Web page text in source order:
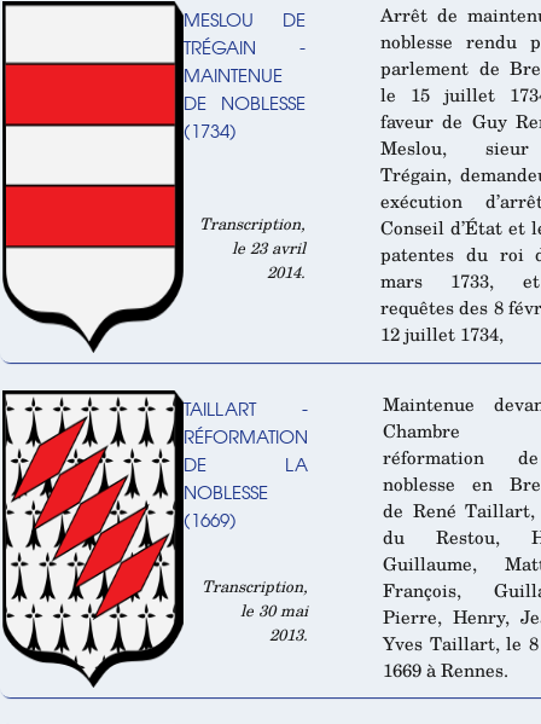
MESLOU DE
TRÉGAIN -
MAINTENUE
DE NOBLESSE
(1734)
Transcription,
le 23 avril
2014.
Arrêt de
noblesse rendu
parlement de
le 15 juillet
faveur de Guy
Meslou,
Trégain,
exécution
Conseil d’État et
patentes du roi
mars 1733,
requêtes des 8
12 juillet 1734,
TAILLART -
RÉFORMATION
DE LA
NOBLESSE
(1669)
Transcription,
le 30 mai
2013.
Maintenue
réformation
noblesse en
de René
du Restou,
Guillaume,
François,
Pierre, Henry,
Yves Taillart, le
1669 à Rennes.